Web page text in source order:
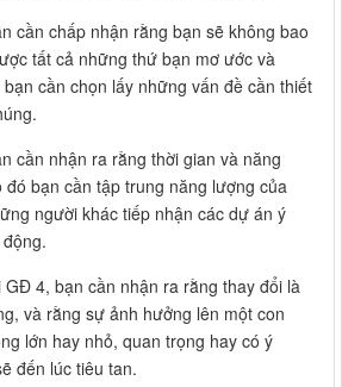
cần chấp nhận rằng bạn sẽ không bao
tất cả những thứ bạn mơ ước và
cần chọn lấy những vấn đề cần thiết
cần nhận ra rằng thời gian và năng
đó bạn cần tập trung năng lượng của
người khác tiếp nhận các dự án ý
4, bạn cần nhận ra rằng thay đổi là
và rằng sự ảnh hưởng lên một con
lớn hay nhỏ, quan trọng hay có ý
đến lúc tiêu tan.